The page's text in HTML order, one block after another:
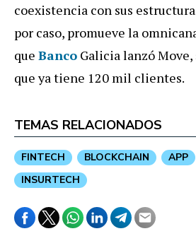
coexistencia con sus
por caso, promueve la
que Banco Galicia lanzó
que ya tiene 120 mil clientes.
TEMAS RELACIONADOS
FINTECH BLOCKCHAIN APP
INSURTECH